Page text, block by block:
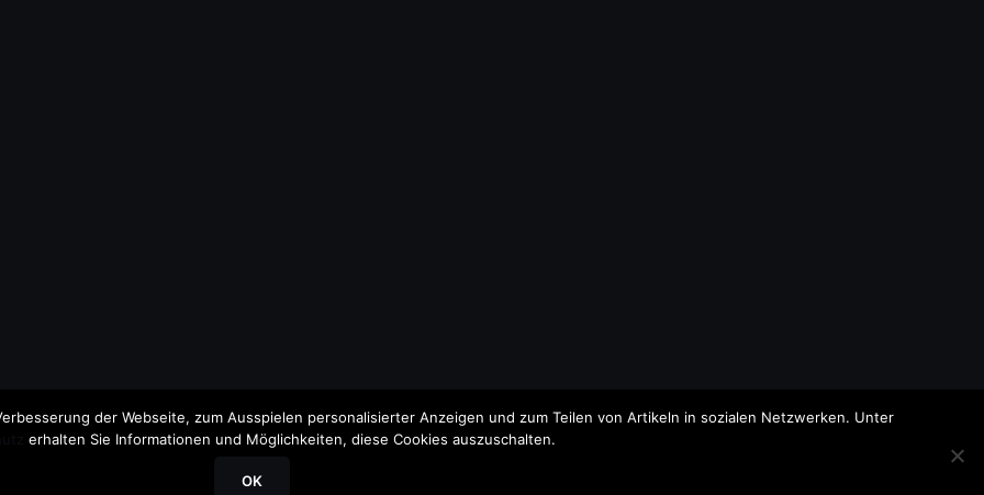
der Webseite, zum Ausspielen personalisierter Anzeigen und zum Teilen von Artikeln in sozialen Netzwerken. Unter
erhalten Sie Informationen und Möglichkeiten, diese Cookies auszuschalten.
OK